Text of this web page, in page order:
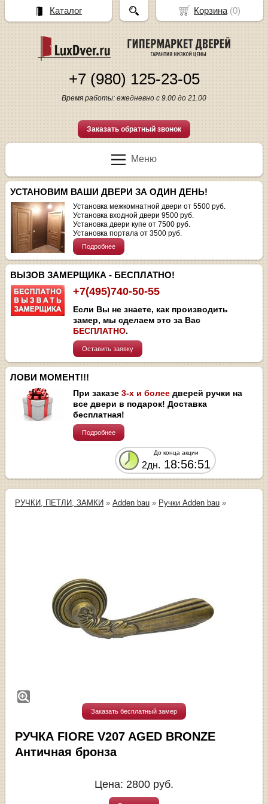
+7 (980) 125-23-05
Время работы: ежедневно с 9.00 до 21.00
Заказать обратный звонок
Меню
УСТАНОВИМ ВАШИ ДВЕРИ ЗА ОДИН ДЕНЬ!
Установка межкомнатной двери от 5500 руб.
Установка входной двери 9500 руб.
Установка двери купе от 7500 руб.
Установка портала от 3500 руб.
Подробнее
ВЫЗОВ ЗАМЕРЩИКА - БЕСПЛАТНО!
+7(495)740-50-55
Если Вы не знаете, как производить
замер, мы сделаем это за Вас
БЕСПЛАТНО.
Оставить заявку
ЛОВИ МОМЕНТ!!!
При заказе3-х и более дверей ручки на
все двери в подарок! Доставка
бесплатная!
Подробнее
До конца акции
2дн. 18:56:51
РУЧКИ, ПЕТЛИ, ЗАМКИ »Adden bau » Ручки Adden bau »
Заказать бесплатный замер
РУЧКА FIORE V207 AGED BRONZE
Античная бронза
Цена: 2800 руб.
Корзина(0)
Каталог